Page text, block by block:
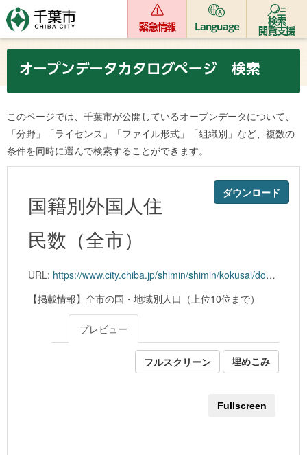
緊急情報 Language
検索
閲覧支援
オープンデータカタログページ 検索
このページでは、千葉市が公開しているオープンデータについて、
「分野」「ライセンス」「ファイル形式」「組織別」など、複数の
条件を同時に選んで検索することができます。
ダウンロード
国籍別外国人住
民数（全市）
URL: https://www.city.chiba.jp/shimin/shimin/kokusai/documents/kokusekibetsu_zenshi_202508.xlsx
【掲載情報】全市の国・地域別人口（上位10位まで）
プレビュー
フルスクリーン 埋めこみ
Fullscreen